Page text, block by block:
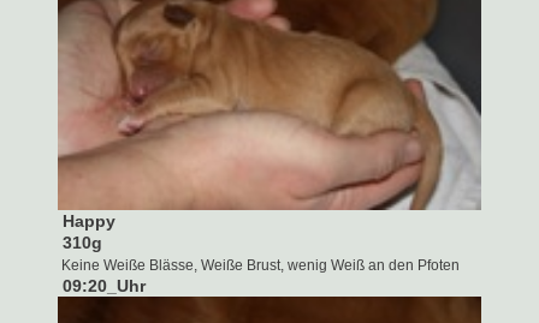
Happy
310g
Keine Weiße Blässe, Weiße Brust, wenig Weiß an den Pfoten
09:20 Uhr